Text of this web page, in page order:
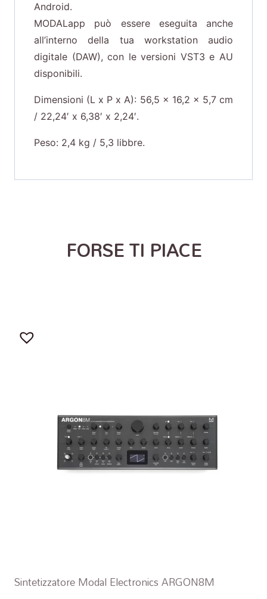
Android.
MODALapp può essere eseguita anche
all’interno della tua workstation audio
digitale (DAW), con le versioni VST3 e AU
disponibili.
Dimensioni (L x P x A): 56,5 x 16,2 x 5,7 cm
/ 22,24′ x 6,38′ x 2,24′.
Peso: 2,4 kg / 5,3 libbre.
FORSE TI PIACE
Sintetizzatore Modal Electronics ARGON8M